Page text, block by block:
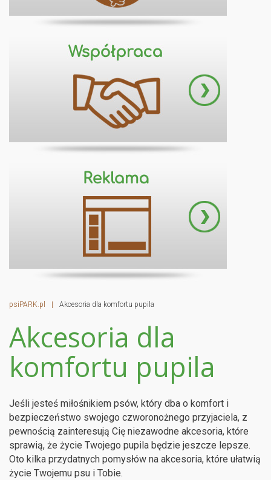
psiPARK.pl | Akcesoria dla komfortu pupila
Akcesoria dla
komfortu pupila
Jeśli jesteś miłośnikiem psów, który dba o komfort i
bezpieczeństwo swojego czworonożnego przyjaciela, z
pewnością zainteresują Cię niezawodne akcesoria, które
sprawią, że życie Twojego pupila będzie jeszcze lepsze.
Oto kilka przydatnych pomysłów na akcesoria, które ułatwią
życie Twojemu psu i Tobie.